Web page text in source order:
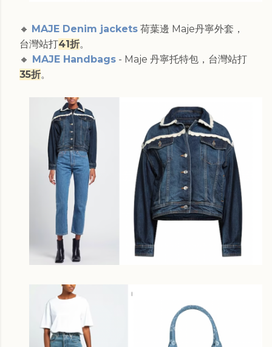
🔸 MAJE Denim jackets 荷葉邊 Maje丹寧外套，
台灣站打41折。
🔸
MAJE Handbags - Maje 丹寧托特包，台灣站打
35折。